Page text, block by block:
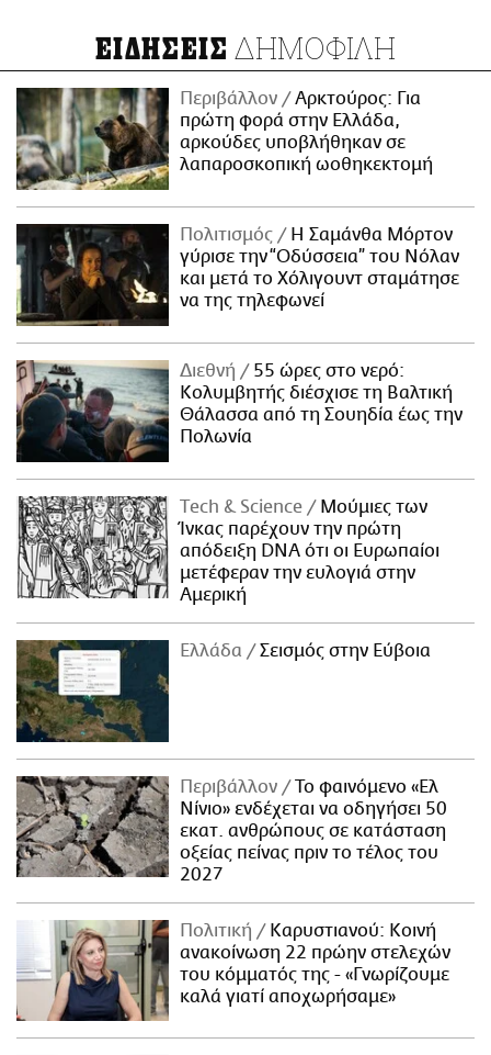
ΕΙΔΗΣΕΙΣ ΔΗΜΟΦΙΛΗ
Περιβάλλον
Αρκτούρος: Για
πρώτη φορά στην Ελλάδα,
αρκούδες υποβλήθηκαν σε
λαπαροσκοπική ωοθηκεκτομή
Πολιτισμός
Η Σαμάνθα Μόρτον
γύρισε την “Οδύσσεια” του Νόλαν
και μετά το Χόλιγουντ σταμάτησε
να της τηλεφωνεί
Διεθνή
55 ώρες στο νερό:
Κολυμβητής διέσχισε τη Βαλτική
Θάλασσα από τη Σουηδία έως την
Πολωνία
Τech & Science
Μούμιες των
Ίνκας παρέχουν την πρώτη
απόδειξη DNA ότι οι Ευρωπαίοι
μετέφεραν την ευλογιά στην
Αμερική
Ελλάδα Σεισμός στην Εύβοια
Περιβάλλον
Το φαινόμενο «Ελ
Νίνιο» ενδέχεται να οδηγήσει 50
εκατ. ανθρώπους σε κατάσταση
οξείας πείνας πριν το τέλος του
2027
Πολιτική
Καρυστιανού: Κοινή
ανακοίνωση 22 πρώην στελεχών
του κόμματός της - «Γνωρίζουμε
καλά γιατί αποχωρήσαμε»